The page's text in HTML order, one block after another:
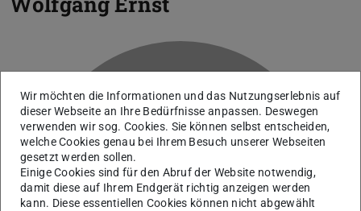
E
Wir möchten die Informationen und das Nutzungserlebnis auf
dieser Webseite an Ihre Bedürfnisse anpassen. Deswegen
verwenden wir sog. Cookies. Sie können selbst entscheiden,
welche Cookies genau bei Ihrem Besuch unserer Webseiten
gesetzt werden sollen.
Einige Cookies sind für den Abruf der Website notwendig,
damit diese auf Ihrem Endgerät richtig anzeigen werden
kann. Diese essentiellen Cookies können nicht abgewählt